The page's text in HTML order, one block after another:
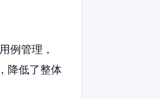
例管理，
降低了整体